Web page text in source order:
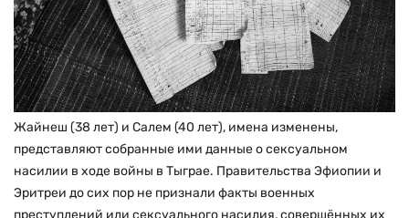
Жайнеш (38 лет) и Салем (40 лет), имена изменены,
представляют собранные ими данные о сексуальном
насилии в ходе войны в Тыграе. Правительства Эфиопии и
Эритреи до сих пор не признали факты военных
преступлений или сексуального насилия, совершённых их